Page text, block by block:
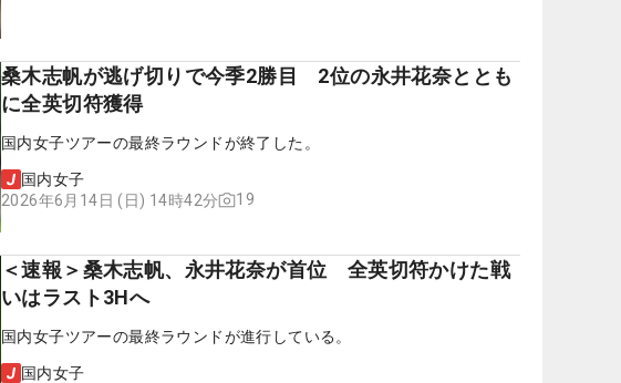
桑木志帆が逃げ切りで今季2勝目 2位の永井花奈ととも
に全英切符獲得
国内女子ツアーの最終ラウンドが終了した。
国内女子
2026年6月14日 (日) 14時42分
19
＜速報＞桑木志帆、永井花奈が首位 全英切符かけた戦
いはラスト3Hへ
国内女子ツアーの最終ラウンドが進行している。
国内女子